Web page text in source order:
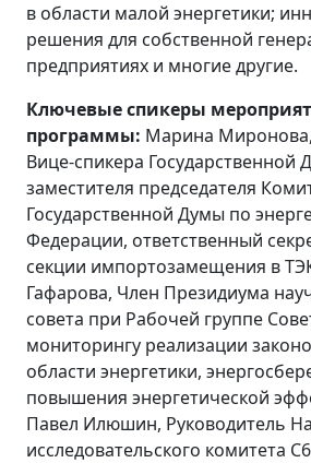
в области малой энергетики;
решения для собственной
предприятиях и многие другие.
Ключевые спикеры
программы: Марина
Вице-спикера Государственной
заместителя председателя
Государственной Думы по
Федерации, ответственный
секции импортозамещения в
Гафарова, Член Президиума
совета при Рабочей группе
мониторингу реализации
области энергетики,
повышения энергетической
Павел Илюшин, Руководитель
исследовательского комитета